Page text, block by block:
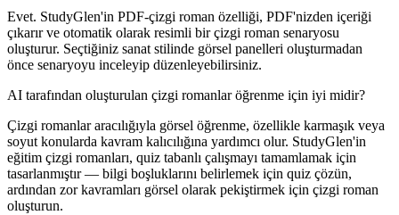
Evet. StudyGlen'in PDF-çizgi roman özelliği, PDF'nizden içeriği
çıkarır ve otomatik olarak resimli bir çizgi roman senaryosu
oluşturur. Seçtiğiniz sanat stilinde görsel panelleri oluşturmadan
önce senaryoyu inceleyip düzenleyebilirsiniz.
AI tarafından oluşturulan çizgi romanlar öğrenme için iyi midir?
Çizgi romanlar aracılığıyla görsel öğrenme, özellikle karmaşık veya
soyut konularda kavram kalıcılığına yardımcı olur. StudyGlen'in
eğitim çizgi romanları, quiz tabanlı çalışmayı tamamlamak için
tasarlanmıştır — bilgi boşluklarını belirlemek için quiz çözün,
ardından zor kavramları görsel olarak pekiştirmek için çizgi roman
oluşturun.